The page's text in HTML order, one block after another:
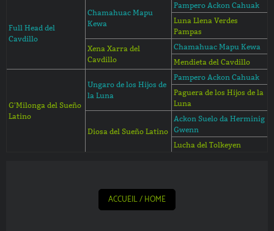
Full Head del
Cavdillo
Chamahuac Mapu
Kewa
Pampero Ackon Cahuak
Luna Llena Verdes
Pampas
Xena Xarra del
Cavdillo
Chamahuac Mapu Kewa
Mendieta del Cavdillo
G'Milonga del Sueño
Latino
Ungaro de los Hijos de
la Luna
Pampero Ackon Cahuak
Paguera de los Hijos de la
Luna
Diosa del Sueño Latino
Ackon Suelo da Herminig
Gwenn
Lucha del Tolkeyen
ACCUEIL / HOME